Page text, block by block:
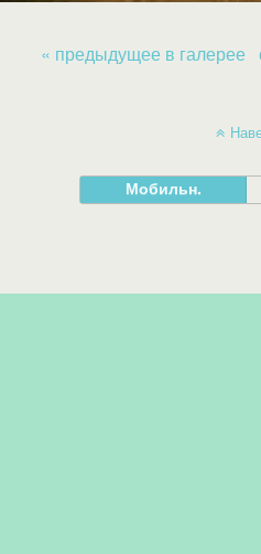
« предыдущее в галерее
Мобильн.